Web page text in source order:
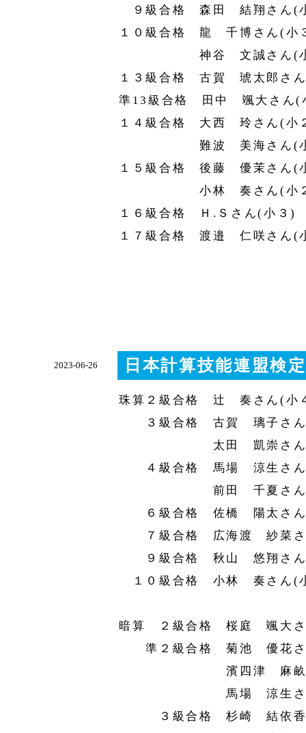
９級合格 森田 結翔さん(
１０級合格 龍 千博さん(小
神谷 文誠さん(小
１３級合格 古賀 琥太郎さ
準13級合格 田中 颯大さん(
１４級合格 大西 玲さん(小
難波 美海さん(小
１５級合格 後藤 優茉さん(
小林 奏さん
１６級合格 Ｈ.Ｓさん(小３)
１７級合格 渡邉 仁咲さん(
2023-06-26 日本計算技能連盟検
珠算２級合格 辻 奏さん(小
３級合格 古賀 璃子さん
太田 凱崇さん(
４級合格 馬場 涼生さん
前田 千夏さん(
６級合格 佐橋 陽太さん
７級合格 広海渡 紗菜さ
９級合格 秋山 悠翔さん
１０級合格 小林 奏さん
暗算 ２級合格 桜庭 颯大さ
準２級合格 菊池 優花さ
濱四津 麻畝さ
馬場 涼生さん(
３級合格 杉崎 結依香